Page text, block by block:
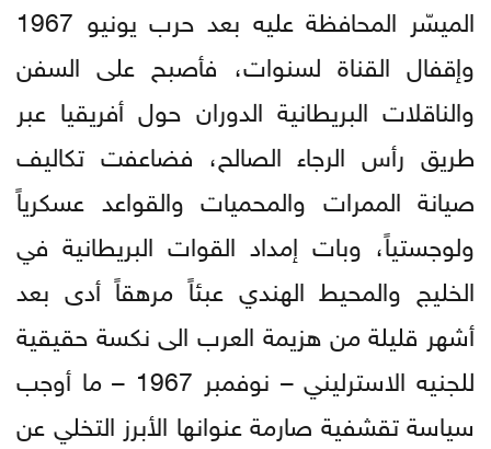
الميسّر المحافظة عليه بعد حرب يونيو 1967
وإقفال القناة لسنوات، فأصبح على السفن
والناقلات البريطانية الدوران حول أفريقيا عبر
طريق رأس الرجاء الصالح، فضاعفت تكاليف
صيانة الممرات والمحميات والقواعد عسكرياً
ولوجستياً، وبات إمداد القوات البريطانية في
الخليج والمحيط الهندي عبئاً مرهقاً أدى بعد
أشهر قليلة من هزيمة العرب الى نكسة حقيقية
للجنيه الاسترليني – نوفمبر 1967 – ما أوجب
سياسة تقشفية صارمة عنوانها الأبرز التخلي عن